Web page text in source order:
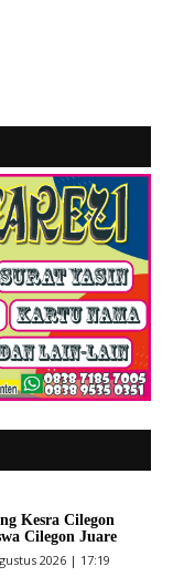
Kesra Cilegon
Cilegon Juare
2026 | 17:19